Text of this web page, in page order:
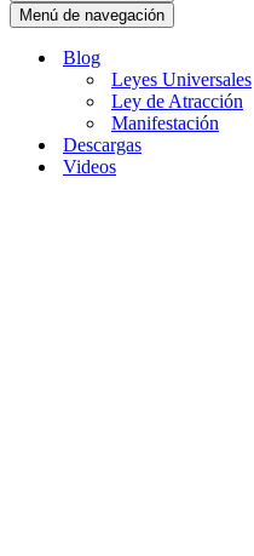
Menú de navegación
Blog
Leyes Universales
Ley de Atracción
Manifestación
Descargas
Videos